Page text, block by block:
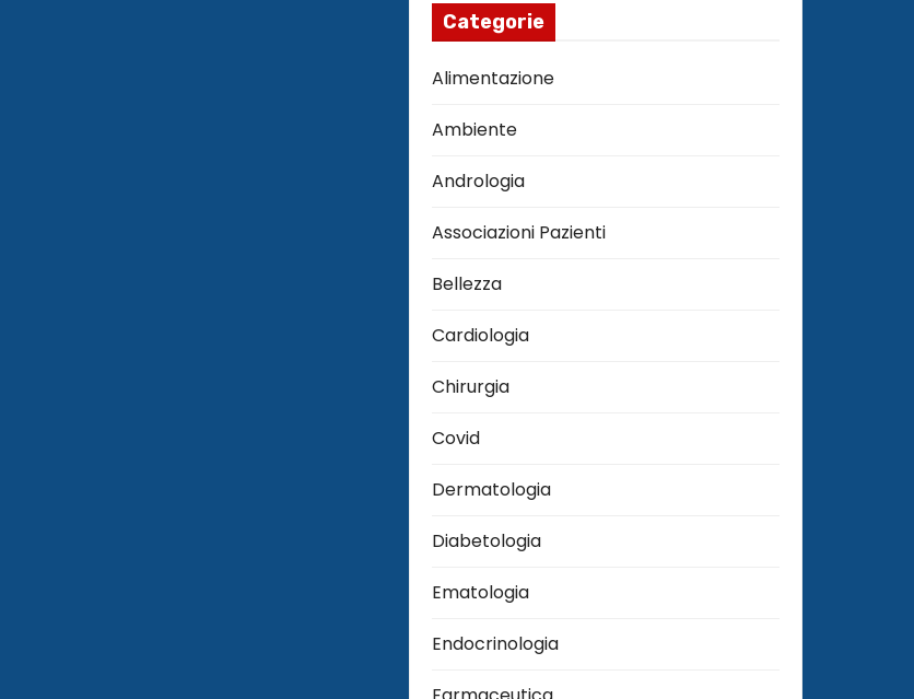
Categorie
Alimentazione
Ambiente
Andrologia
Associazioni Pazienti
Bellezza
Cardiologia
Chirurgia
Covid
Dermatologia
Diabetologia
Ematologia
Endocrinologia